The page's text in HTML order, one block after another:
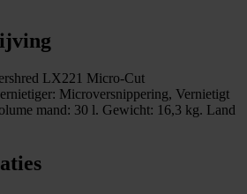
LX221 Micro-Cut
Microversnippering, Vernietigt
mand: 30 l. Gewicht: 16,3 kg. Land